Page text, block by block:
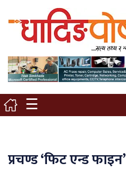
☰
मुख्य पृष्ठ
स्थानीय समाचार
विचार / ब्लग
नगर/गाउँ पालिका
प्रचण्ड ‘फिट एन्ड फाइन’